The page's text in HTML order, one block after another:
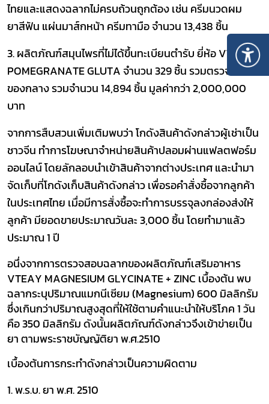
ไทยและแสดงฉลากไม่ครบถ้วนถูกต้อง เช่น ครีมนวดผม
ยาสีฟัน แผ่นมาส์กหน้า ครีมทามือ จำนวน 13,438 ชิ้น
3.ผลิตภัณฑ์สมุนไพรที่ไม่ได้ขึ้นทะเบียนตำรับ ยี่ห้อVTEAY
POMEGRANATE GLUTAจำนวน 329 ชิ้นรวมตรวจยึด
ของกลาง รวมจำนวน 14,894 ชิ้น มูลค่ากว่า 2,000,000
บาท
จากการสืบสวนเพิ่มเติมพบว่า โกดังสินค้าดังกล่าวผู้เช่าเป็น
ชาวจีน ทำการโฆษณาจำหน่ายสินค้าปลอมผ่านแฟลตฟอร์ม
ออนไลน์ โดยลักลอบนำเข้าสินค้าจากต่างประเทศ และนำมา
จัดเก็บที่โกดังเก็บสินค้าดังกล่าวเพื่อรอคำสั่งซื้อจากลูกค้า
ในประเทศไทย เมื่อมีการสั่งซื้อจะทำการบรรจุลงกล่องส่งให้
ลูกค้า มียอดขายประมาณวันละ3,000 ชิ้นโดยทำมาแล้ว
ประมาณ1ปี
อนึ่งจากการตรวจสอบฉลากของผลิตภัณฑ์เสริมอาหาร
VTEAY MAGNESIUM GLYCINATE + ZINC เบื้องต้น พบ
ฉลากระบุปริมาณแมกนีเซียม (Magnesium)600 มิลลิกรัม
ซึ่งเกินกว่าปริมาณสูงสุดที่ให้ใช้ตามคำแนะนำให้บริโภค 1 วัน
คือ 350 มิลลิกรัม ดังนั้นผลิตภัณฑ์ดังกล่าวจึงเข้าข่ายเป็น
ยา ตามพระราชบัญญัติยา พ.ศ.2510
เบื้องต้นการกระทำดังกล่าวเป็นความผิดตาม
1.พ.ร.บ. ยา พ.ศ. 2510